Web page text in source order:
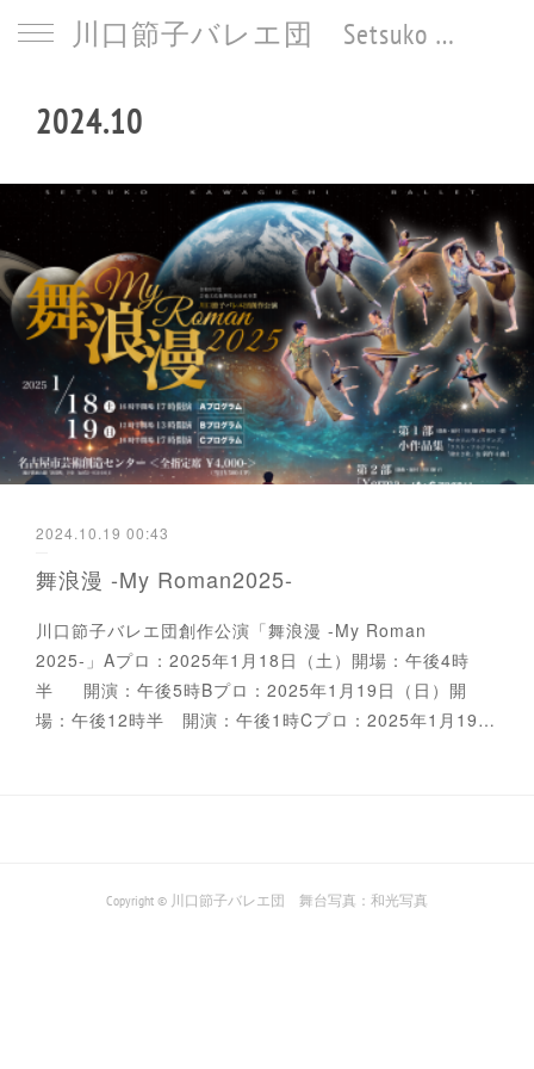
川口節子バレエ団 Setsuko Kawaguchi Ballet
2024.10
2024.10.19 00:43
舞浪漫 -My Roman2025-
川口節子バレエ団創作公演「舞浪漫 -My Roman
2025-」Aプロ：2025年1月18日（土）開場：午後4時
半 開演：午後5時Bプロ：2025年1月19日（日）開
場：午後12時半 開演：午後1時Cプロ：2025年1月19…
Copyright © 川口節子バレエ団 舞台写真：和光写真